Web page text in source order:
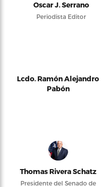
Oscar J. Serrano
Periodista Editor
Lcdo. Ramón Alejandro
Pabón
Thomas Rivera Schatz
Presidente del Senado de